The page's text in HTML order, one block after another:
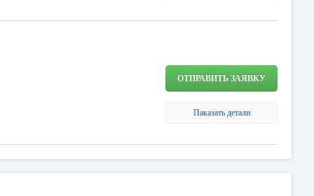
ОТПРАВИТЬ ЗАЯВКУ
Паказать детали